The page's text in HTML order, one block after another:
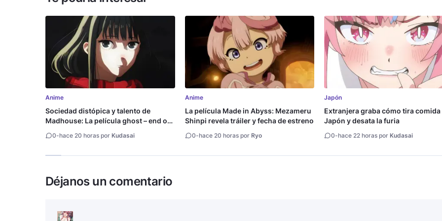
Anime
Sociedad distópica y talento de
Madhouse: La película ghost – end of
0-hace 20 horas por Kudasai
Anime
La película Made in Abyss: Mezameru
Shinpi revela tráiler y fecha de estreno
0-hace 20 horas por Ryo
Japón
Extranjera graba cómo tira comida
Japón y desata la furia
0-hace 22 horas por Kudasai
Déjanos un comentario